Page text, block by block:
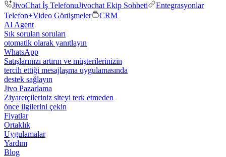
JivoChat İş TelefonuJivochat Ekip Sohbeti
Entegrasyonlar
Telefon+Video Görüşmeler
CRM
AI Agent
Sık sorulan soruları
otomatik olarak yanıtlayın
WhatsApp
Satışlarınızı artırın ve müşterilerinizin
tercih ettiği mesajlaşma uygulamasında
destek sağlayın
Jivo Pazarlama
Ziyaretçileriniz siteyi terk etmeden
önce ilgilerini çekin
Fiyatlar
Ortaklık
Uygulamalar
Yardım
Blog